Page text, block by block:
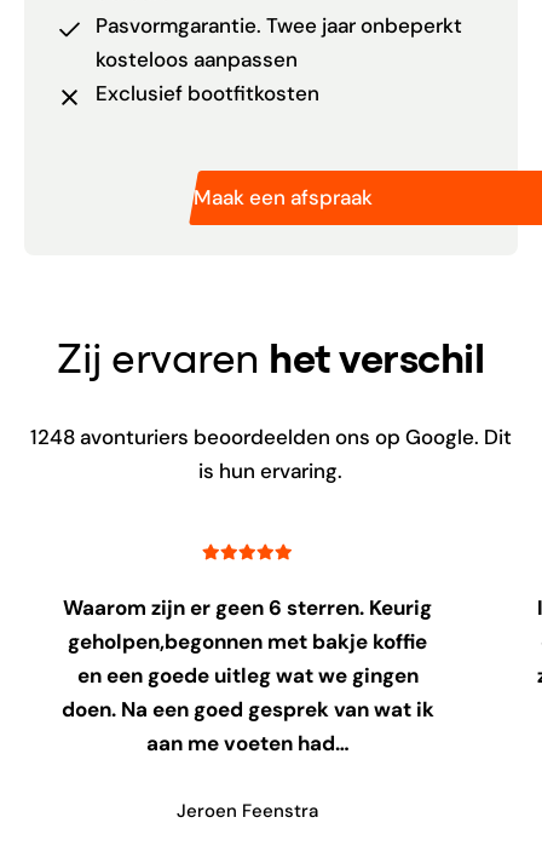
Pasvormgarantie. Twee jaar onbeperkt
kosteloos aanpassen
Exclusief bootfitkosten
Maak een afspraak
Zij ervaren het verschil
1248avonturiers beoordeelden ons op Google. Dit
is hun ervaring.
Waarom zijn er geen 6 sterren. Keurig
geholpen,begonnen met bakje koffie
en een goede uitleg wat we gingen
doen. Na een goed gesprek van wat ik
aan me voeten had…
Jeroen Feenstra